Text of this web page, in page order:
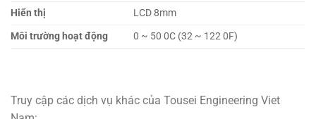
Hiển thị
LCD 8mm
Môi trường hoạt động
0 ~ 50 0C (32 ~ 122 0F)
Truy cập các dịch vụ khác của Tousei Engineering Viet